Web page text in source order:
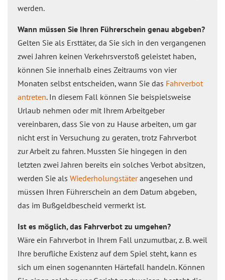
werden.
Wann müssen Sie Ihren Führerschein genau abgeben?
Gelten Sie als Ersttäter, da Sie sich in den vergangenen
zwei Jahren keinen Verkehrsverstoß geleistet haben,
können Sie innerhalb eines Zeitraums von vier
Monaten selbst entscheiden, wann Sie das Fahrverbot
antreten. In diesem Fall können Sie beispielsweise
Urlaub nehmen oder mit Ihrem Arbeitgeber
vereinbaren, dass Sie von zu Hause arbeiten, um gar
nicht erst in Versuchung zu geraten, trotz Fahrverbot
zur Arbeit zu fahren. Mussten Sie hingegen in den
letzten zwei Jahren bereits ein solches Verbot absitzen,
werden Sie als Wiederholungstäterangesehen und
müssen Ihren Führerschein an dem Datum abgeben,
das im Bußgeldbescheid vermerkt ist.
Ist es möglich, das Fahrverbot zu umgehen?
Wäre ein Fahrverbot in Ihrem Fall unzumutbar, z. B. weil
Ihre berufliche Existenz auf dem Spiel steht, kann es
sich um einen sogenannten Härtefall handeln. Können